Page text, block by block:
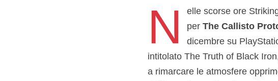
N
elle scorse ore
per The Callisto
dicembre su
intitolato The Truth of Black
a rimarcare le atmosfere